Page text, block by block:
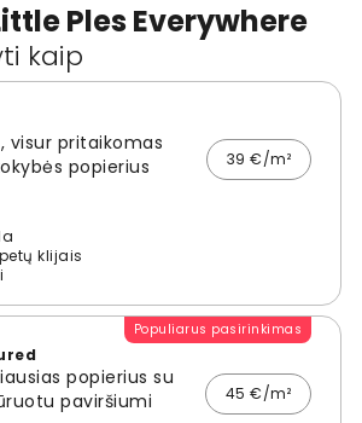
Ples Everywhere
kaip
visur pritaikomas
popierius
39 €/m²
klijais
Populiarus pasirinkimas
popierius su
paviršiumi
45 €/m²